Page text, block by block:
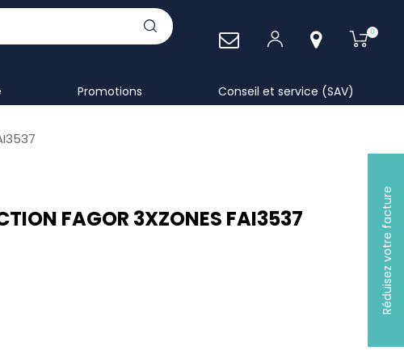
0
Promotions Conseil et service (SAV)
Réduisez votre facture
FAGOR 3XZONES FAI3537